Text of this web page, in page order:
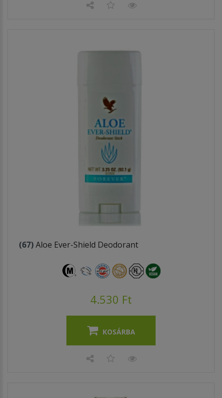
(67)Aloe Ever-Shield Deodorant
4.530 Ft
KOSÁRBA